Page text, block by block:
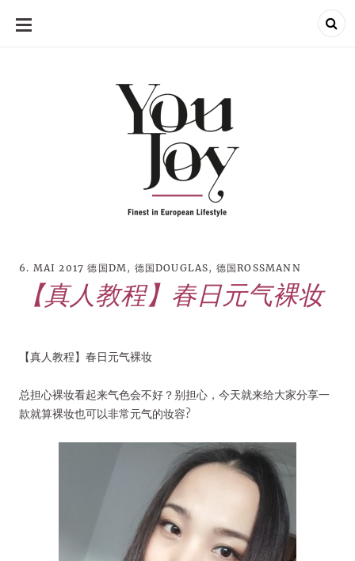
SKIP
6. MAI 2017 德国DM , 德国DOUGLAS, 德国ROSSMANN
【真人教程】春日元气裸妆
【真人教程】春日元气裸妆
总担心裸妆看起来气色会不好？别担心，今天就来给大家分享一
款就算裸妆也可以非常元气的妆容?